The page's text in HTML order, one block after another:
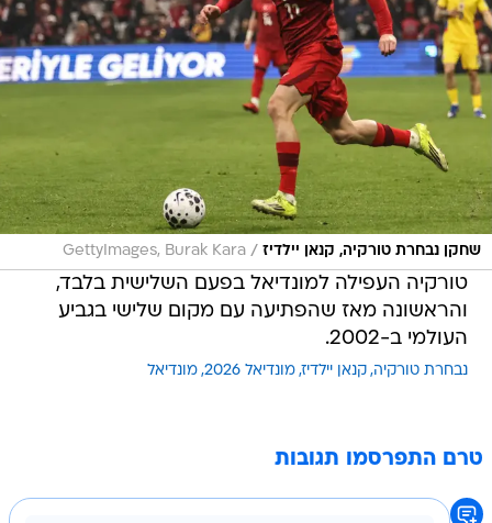
שחקן נבחרת טורקיה, קנאן יילדיז /
GettyImages, Burak Kara
טורקיה העפילה למונדיאל בפעם השלישית בלבד,
והראשונה מאז שהפתיעה עם מקום שלישי בגביע
העולמי ב-2002.
נבחרת טורקיה קנאן יילדיז מונדיאל 2026 מונדיאל
טרם התפרסמו תגובות